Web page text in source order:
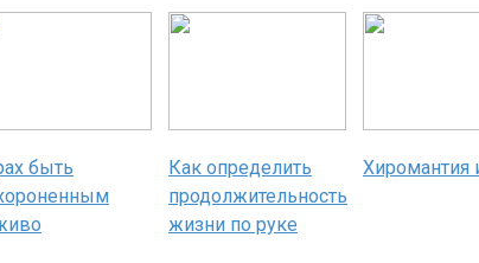
быть
Как определить
продолжительность
жизни по руке
Хиромантия